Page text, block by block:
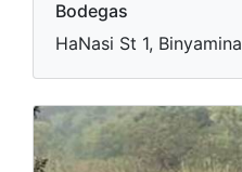
Bodegas
HaNasi St 1, Binyamina